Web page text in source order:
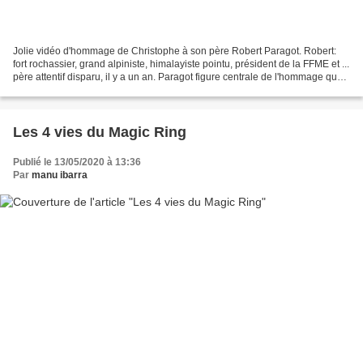
Jolie vidéo d'hommage de Christophe à son père Robert Paragot. Robert:
fort rochassier, grand alpiniste, himalayiste pointu, président de la FFME et ...
père attentif disparu, il y a un an. Paragot figure centrale de l'hommage que
Les 4 vies du Magic Ring
Publié le 13/05/2020 à 13:36
Par manu ibarra